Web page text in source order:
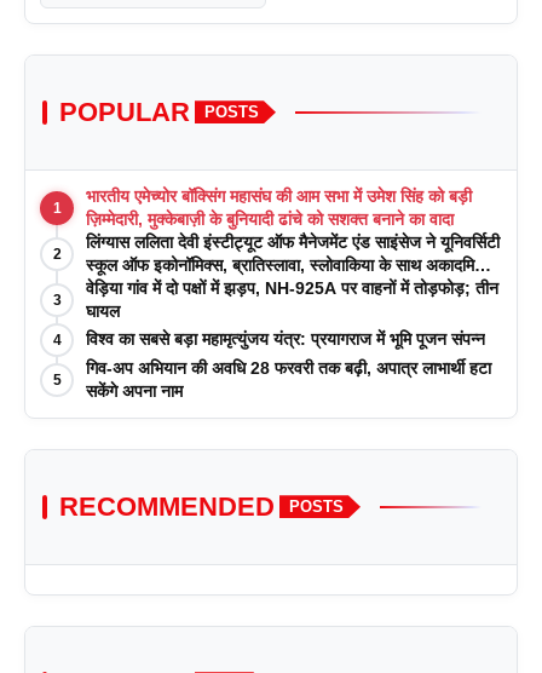
POPULAR POSTS
1
भारतीय एमेच्योर बॉक्सिंग महासंघ की आम सभा में उमेश सिंह को बड़ी
ज़िम्मेदारी, मुक्केबाज़ी के बुनियादी ढांचे को सशक्त बनाने का वादा
2
लिंग्यास ललिता देवी इंस्टीट्यूट ऑफ मैनेजमेंट एंड साइंसेज ने यूनिवर्सिटी
स्कूल ऑफ इकोनॉमिक्स, ब्रातिस्लावा, स्लोवाकिया के साथ अकादमिक
पत्रिकाओं में प्रकाशन रणनीतियों पर एक दिवसीय कार्यशाला का
आयोजन किया
3
वेड़िया गांव में दो पक्षों में झड़प, NH-925A पर वाहनों में तोड़फोड़; तीन
घायल
4 विश्व का सबसे बड़ा महामृत्युंजय यंत्र: प्रयागराज में भूमि पूजन संपन्न
5
गिव-अप अभियान की अवधि 28 फरवरी तक बढ़ी, अपात्र लाभार्थी हटा
सकेंगे अपना नाम
RECOMMENDED POSTS